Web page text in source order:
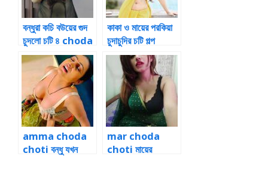
বন্ধুরা কচি বউয়ের গুদ
চুদলো চটি ৪ choda
choti golpo
কাকা ও মায়ের পরকিয়া
চুদাচুদির চটি গল্প
amma choda
choti বন্ধু যখন
mar choda
choti মায়ের